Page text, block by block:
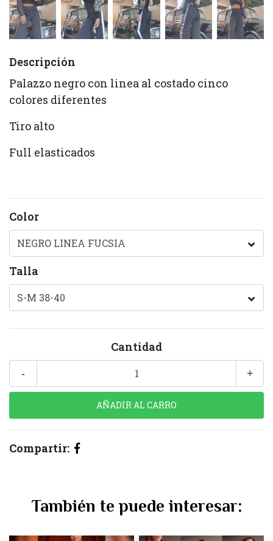
Descripción
Palazzo negro con linea al costado cinco
colores diferentes
Tiro alto
Full elasticados
Color
Talla
Cantidad
+
-
Compartir:
También te puede interesar: